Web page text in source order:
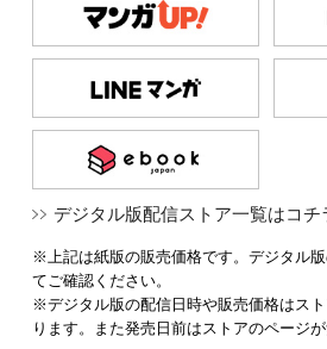
デジタル版配信ストア一覧はコチ
※上記は紙版の販売価格です。デジタル
てご確認ください。
※デジタル版の配信日時や販売価格はス
ります。また発売日前はストアのページが